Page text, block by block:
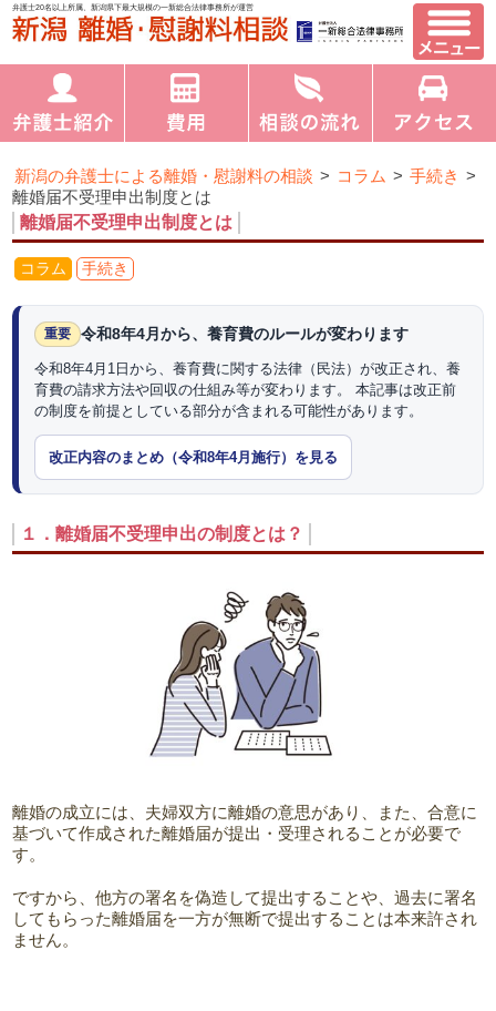
弁護士20名以上所属、新潟県下最大規模の一新総合法律事務所が運営
新潟の弁護士による離婚・慰謝料の相談 > コラム > 手続き >
離婚届不受理申出制度とは
離婚届不受理申出制度とは
コラム 手続き
重要 令和8年4月から、養育費のルールが変わります
令和8年4月1日から、養育費に関する法律（民法）が改正され、養
育費の請求方法や回収の仕組み等が変わります。 本記事は改正前
の制度を前提としている部分が含まれる可能性があります。
改正内容のまとめ（令和8年4月施行）を見る
１．離婚届不受理申出の制度とは？
離婚の成立には、夫婦双方に離婚の意思があり、また、合意に
基づいて作成された離婚届が提出・受理されることが必要で
す。
ですから、他方の署名を偽造して提出することや、過去に署名
してもらった離婚届を一方が無断で提出することは本来許され
ません。